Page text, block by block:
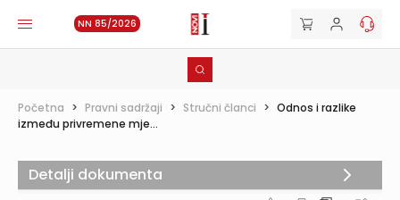
NN 85/2026
Početna > Pravni sadržaji > Stručni članci > Odnos i razlike
između privremene mje...
Detalji dokumenta